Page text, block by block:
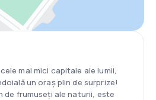
mai mici capitale ale lumii,
un oraș plin de surprize!
de frumuseți ale naturii, este